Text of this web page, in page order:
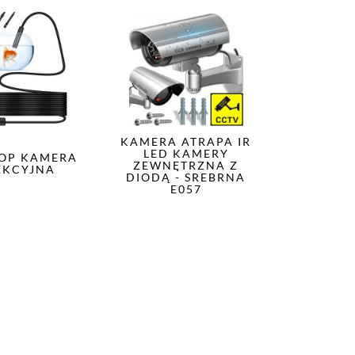
KAMERA
KAMERA ATRAPA IR
LED KAMERY
ZEWNĘTRZNA Z
DIODĄ - SREBRNA
E057